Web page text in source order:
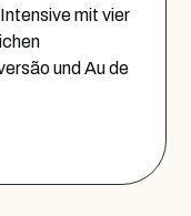
mit vier
und Au de